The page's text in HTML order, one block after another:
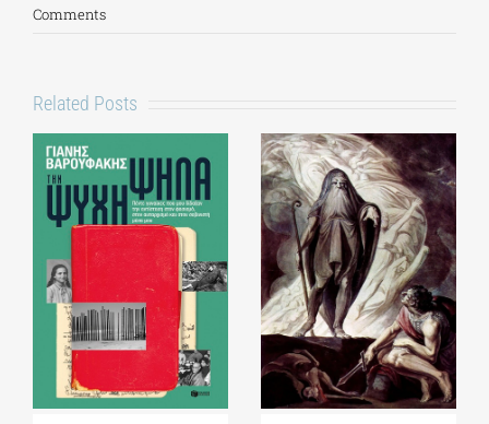
Comments
Related Posts